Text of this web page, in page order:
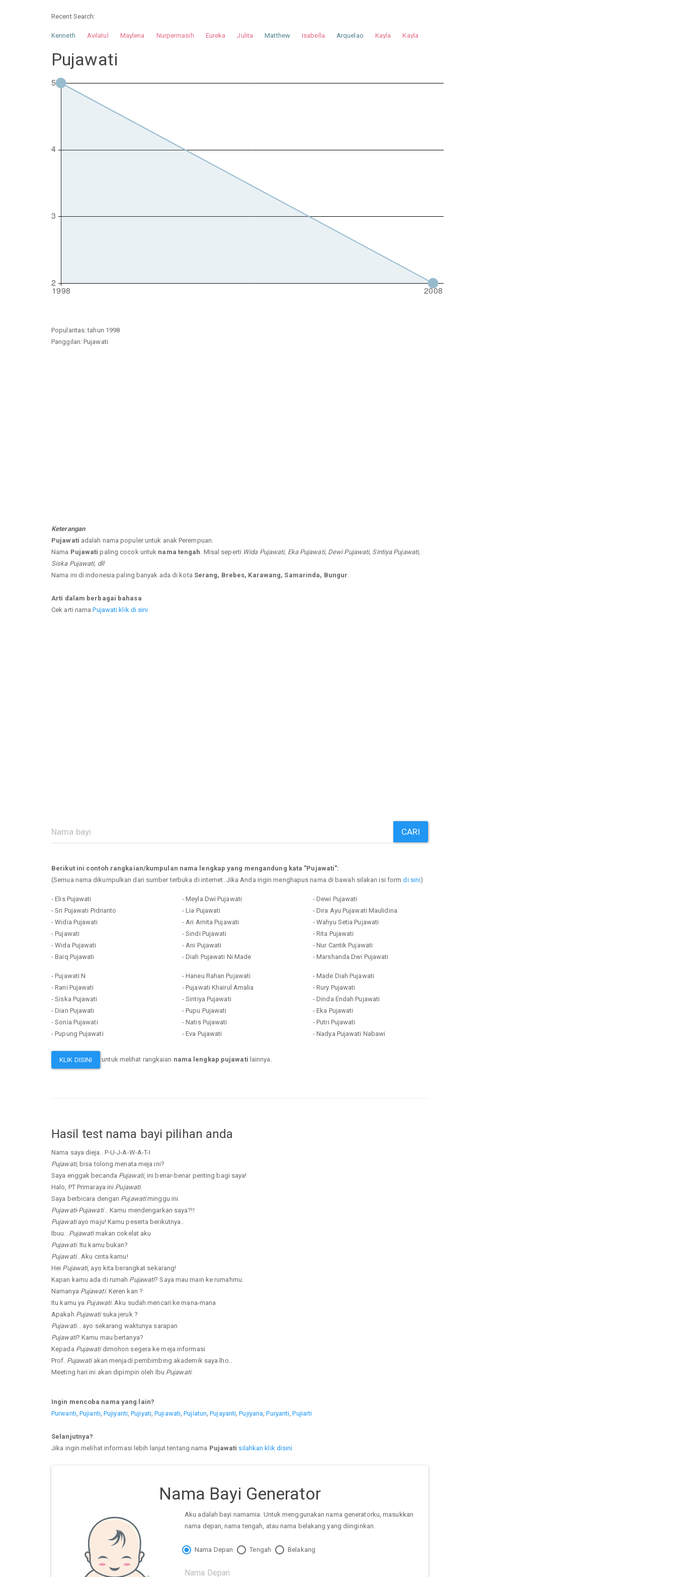
Recent Search:
Kenneth Avilatul Maylena Nurpermasih Eureka Julita Matthew Isabella Arquelao Kayla
Kayla
Pujawati
Popularitas: tahun 1998
Panggilan: Pujawati
Keterangan
Pujawati adalah nama populer untuk anak Perempuan.
Nama Pujawati paling cocok untuk nama tengah . Misal seperti Wida Pujawati, Eka Pujawati, Dewi Pujawati, Sintiya Pujawati,
Siska Pujawati, dll
Nama ini di indonesia paling banyak ada di kota Serang, Brebes, Karawang, Samarinda, Bungur
Arti dalam berbagai bahasa
Cek arti namaPujawati klik di sini
CARI
Berikut ini contoh rangkaian/kumpulan nama lengkap yang mengandung kata "Pujawati":
(Semua nama dikumpulkan dari sumber terbuka di internet. Jika Anda ingin menghapus nama di bawah silakan isi formdi sini)
- Elis Pujawati
- Sri Pujawati Pidrianto
- Widia Pujawati
- Pujawati
- Wida Pujawati
- Baiq Pujawati
- Meyla Dwi Pujawati
- Lia Pujawati
- Ari Arnita Pujawati
- Sindi Pujawati
- Ani Pujawati
- Diah Pujawati Ni Made
- Dewi Pujawati
- Dira Ayu Pujawati Maulidina
- Wahyu Setia Pujawati
- Rita Pujawati
- Nur Cantik Pujawati
- Marshanda Dwi Pujawati
- Pujawati N
- Rani Pujawati
- Siska Pujawati
- Dian Pujawati
- Sonia Pujawati
- Pupung Pujawati
- Haneu Rahan Pujawati
- Pujawati Khairul Amalia
- Sintiya Pujawati
- Pupu Pujawati
- Natis Pujawati
- Eva Pujawati
- Made Diah Pujawati
- Rury Pujawati
- Dinda Endah Pujawati
- Eka Pujawati
- Putri Pujawati
- Nadya Pujawati Nabawi
KLIK DISINI untuk melihat rangkaian nama lengkap pujawati lainnya.
Hasil test nama bayi pilihan anda
Nama saya dieja.. P-U-J-A-W-A-T-I
Pujawati, bisa tolong menata meja ini?
Saya enggak becanda Pujawati, ini benar-benar penting bagi saya!
Halo, PT Primaraya ini Pujawati.
Saya berbicara dengan Pujawatiminggu ini.
Pujawati-Pujawati.. Kamu mendengarkan saya?!!
Pujawatiayo maju! Kamu peserta berikutnya..
Ibuu.. Pujawatimakan cokelat aku
Pujawati. Itu kamu bukan?
Pujawati.. Aku cinta kamu!
Hei Pujawati, ayo kita berangkat sekarang!
Kapan kamu ada di rumah Pujawati? Saya mau main ke rumahmu.
Namanya Pujawati. Keren kan ?
Itu kamu ya Pujawati. Aku sudah mencari ke mana-mana
Apakah Pujawatisuka jeruk ?
Pujawati... ayo sekarang waktunya sarapan
Pujawati? Kamu mau bertanya?
Kepada Pujawatidimohon segera ke meja informasi
Prof. Pujawatiakan menjadi pembimbing akademik saya lho..
Meeting hari ini akan dipimpin oleh Ibu Pujawati.
Ingin mencoba nama yang lain?
Purwanti,Pujianti,Pujiyanti,Pujiyati,Pujiawati ,Pujiatun ,Pujayanti ,Pujiyana ,Puryanti ,Pujiarti
Selanjutnya?
Jika ingin melihat informasi lebih lanjut tentang nama Pujawati silahkan klik disini
Nama Bayi Generator
Aku adalah bayi namamia. Untuk menggunakan nama generatorku, masukkan
nama depan, nama tengah, atau nama belakang yang diinginkan.
Nama Depan Tengah Belakang